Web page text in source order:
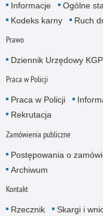
Informacje Ogólne
Kodeks karny
Ruch
Prawo
Dziennik Urzędowy KGP
Praca w Policji
Praca w Policji
Rekrutacja
Zamówienia publiczne
Postępowania o
Archiwum
Kontakt
Rzecznik Skargi i